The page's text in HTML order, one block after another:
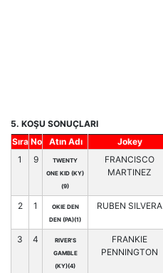
5. KOŞU SONUÇLARI
Sıra No Atın Adı Jokey
1
9
TWENTY
ONE KID (KY)
(9)
FRANCISCO
MARTINEZ
2 1
OKIE DEN
DEN (PA)(1)
RUBEN SILVERA
3 4
RIVER'S
GAMBLE
(KY)(4)
FRANKIE
PENNINGTON